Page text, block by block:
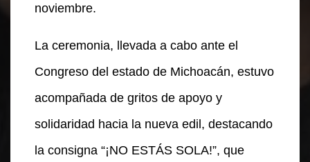
noviembre.
La ceremonia, llevada a cabo ante el
Congreso del estado de Michoacán, estuvo
acompañada de gritos de apoyo y
solidaridad hacia la nueva edil, destacando
la consigna “¡NO ESTÁS SOLA!”, que